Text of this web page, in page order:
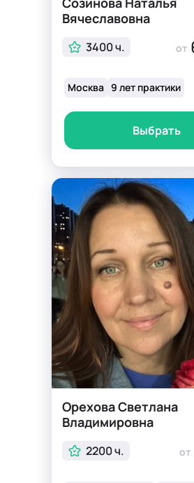
Вячеславовна
3400 ч. от
Москва 9 лет практики
Выбрать
Орехова Светлана
Владимировна
2200 ч. от